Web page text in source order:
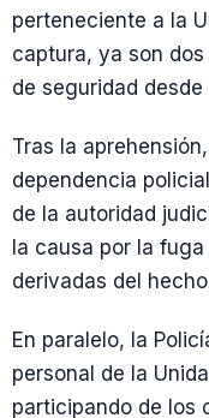
perteneciente a la
captura, ya son
de seguridad
Tras la
dependencia
de la autoridad
la causa por la
derivadas del
En paralelo, la
personal de la
participando de los